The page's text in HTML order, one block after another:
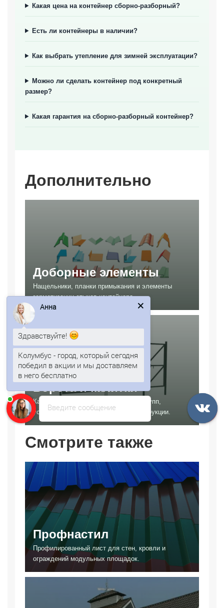
Какая цена на контейнер сборно-разборный?
Есть ли контейнеры в наличии?
Как выбрать утепление для зимней эксплуатации?
Можно ли сделать контейнер под конкретный
размер?
Какая гарантия на сборно-разборный контейнер?
Дополнительно
Доборные элементы
Нащельники, планки примыкания и элементы
герметизации стыков контейнера.
Ворота и калитки
Каркасы и фурнитура для входных групп,
устанавливаемых в модульные конструкции.
Смотрите также
Профнастил
Профилированный лист для стен, кровли и
ограждений модульных площадок.
Введите сообщение
Анна
Здравствуйте!
Колумбус - город, который сегодня
победил в акции и мы доставляем
в него бесплатно
Аннапечатает...